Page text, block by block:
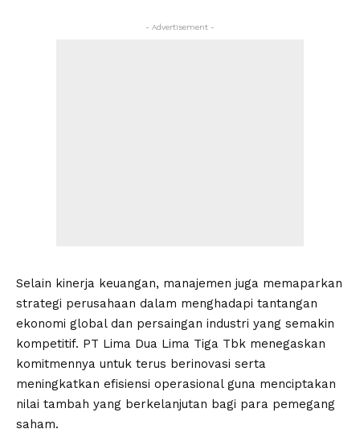
- Advertisement -
Selain kinerja keuangan, manajemen juga memaparkan
strategi perusahaan dalam menghadapi tantangan
ekonomi global dan persaingan industri yang semakin
kompetitif. PT Lima Dua Lima Tiga Tbk menegaskan
komitmennya untuk terus berinovasi serta
meningkatkan efisiensi operasional guna menciptakan
nilai tambah yang berkelanjutan bagi para pemegang
saham.